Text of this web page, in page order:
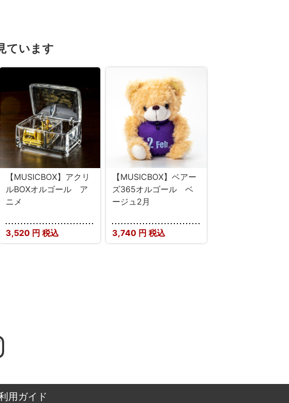
ています
【MUSICBOX】アクリ
ルBOXオルゴール ア
ニメ
3,520 円 税込
【MUSICBOX】ベアー
ズ365オルゴール ベ
ージュ2月
3,740 円 税込
用ガイド